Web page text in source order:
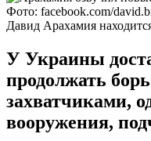
Фото: facebook.com/
Давид Арахамия
У Украины
продолжать
захватчиками,
вооружения,